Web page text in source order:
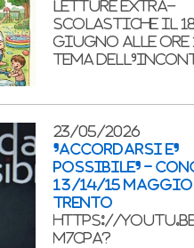
letture extra-
scolastiche il
giugno alle ore
tema
23/05/2026
'ACCORDARSI E'
POSSIBILE' -
13/14/15
TRENTO
https://youtu.be/
M7CpA?